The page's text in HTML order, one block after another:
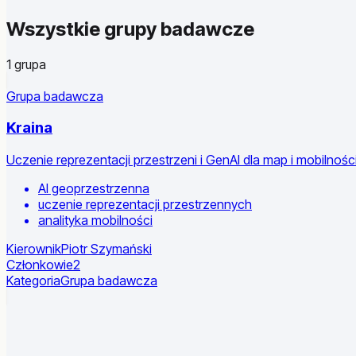
Wszystkie grupy badawcze
1 grupa
Grupa badawcza
Kraina
Uczenie reprezentacji przestrzeni i GenAI dla map i
AI geoprzestrzenna
uczenie reprezentacji przestrzennych
analityka mobilności
KierownikPiotr Szymański
Członkowie2
KategoriaGrupa badawcza